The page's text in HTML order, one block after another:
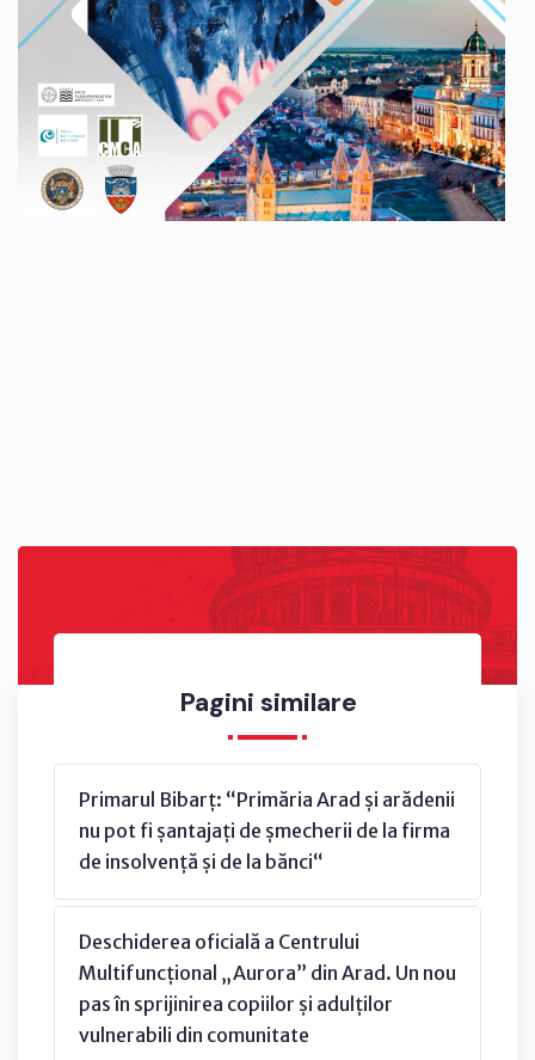
Pagini similare
Primarul Bibarț: “Primăria Arad și arădenii
nu pot fi șantajați de șmecherii de la firma
de insolvență și de la bănci“
Deschiderea oficială a Centrului
Multifuncțional „Aurora” din Arad. Un nou
pas în sprijinirea copiilor și adulților
vulnerabili din comunitate